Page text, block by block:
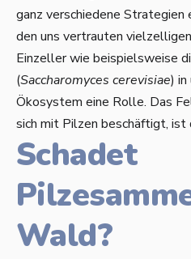
ganz verschiedene
den uns vertrauten
Einzeller wie beispielsweise
(Saccharomyces cerevisiae)
Ökosystem eine Rolle. Das
sich mit Pilzen beschäftigt, ist
Schadet
Wald?